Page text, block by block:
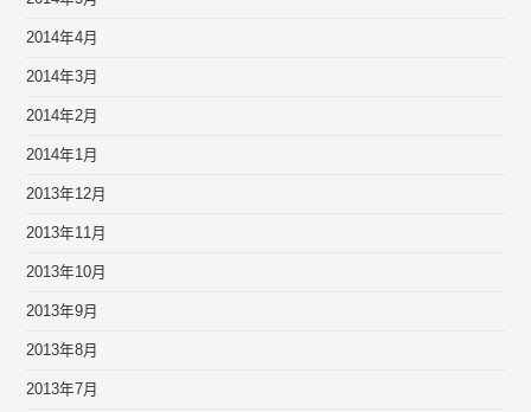
2014年4月
2014年3月
2014年2月
2014年1月
2013年12月
2013年11月
2013年10月
2013年9月
2013年8月
2013年7月